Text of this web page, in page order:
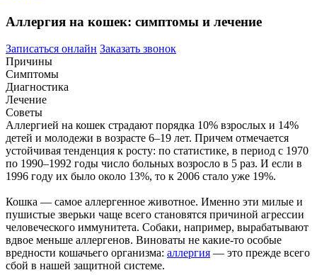
Аллергия на кошек: симптомы и лечение
Записаться онлайн Заказать звонок
Причины
Симптомы
Диагностика
Лечение
Советы
Аллергией на кошек страдают порядка 10% взрослых и 14%
детей и молодежи в возрасте 6–19 лет. Причем отмечается
устойчивая тенденция к росту: по статистике, в период с 1970
по 1990–1992 годы число больных возросло в 5 раз. И если в
1996 году их было около 13%, то к 2006 стало уже 19%.
Кошка — самое аллергенное животное. Именно эти милые и
пушистые зверьки чаще всего становятся причиной агрессии
человеческого иммунитета. Собаки, например, вырабатывают
вдвое меньше аллергенов. Виноваты не какие-то особые
вредности кошачьего организма: аллергия ― это прежде всего
сбой в нашей защитной системе.